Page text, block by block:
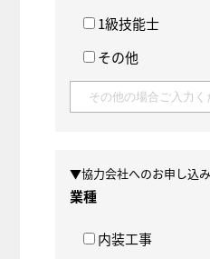
1級技能士
その他
▼協力会社へのお申し込
業種
内装工事